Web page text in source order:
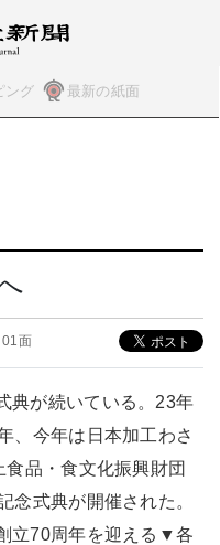
ング 最新の紙面
面
典が続いている。23年
、今年は日本加工わさ
品・食文化振興財団
念式典が開催された。
立70周年を迎える▼各